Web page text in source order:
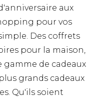
aux
pour vos
Des coffrets
pour la maison,
gamme de cadeaux
grands cadeaux
Qu'ils soient